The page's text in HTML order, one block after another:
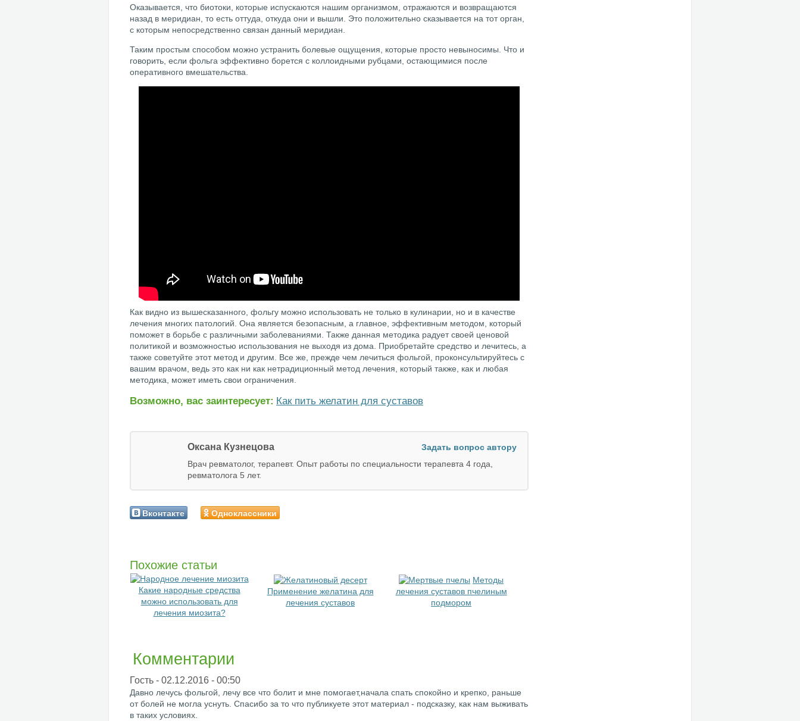
Оказывается, что биотоки, которые испускаются нашим организмом, отражаются и возвращаются
назад в меридиан, то есть оттуда, откуда они и вышли. Это положительно сказывается на тот орган,
с которым непосредственно связан данный меридиан.
Таким простым способом можно устранить болевые ощущения, которые просто невыносимы. Что и
говорить, если фольга эффективно борется с коллоидными рубцами, остающимися после
оперативного вмешательства.
Как видно из вышесказанного, фольгу можно использовать не только в кулинарии, но и в качестве
лечения многих патологий. Она является безопасным, а главное, эффективным методом, который
поможет в борьбе с различными заболеваниями. Также данная методика радует своей ценовой
политикой и возможностью использования не выходя из дома. Приобретайте средство и лечитесь, а
также советуйте этот метод и другим. Все же, прежде чем лечиться фольгой, проконсультируйтесь с
вашим врачом, ведь это как ни как нетрадиционный метод лечения, который также, как и любая
методика, может иметь свои ограничения.
Возможно, вас заинтересует: Как пить желатин для суставов
Оксана Кузнецова
Задать вопрос автору
Врач ревматолог, терапевт. Опыт работы по специальности терапевта 4 года,
ревматолога 5 лет.
Вконтакте Одноклассники
Похожие статьи
Какие народные средства
можно использовать для
лечения миозита?
Применение желатина для
лечения суставов
Методы
лечения суставов пчелиным
подмором
Комментарии
Гость - 02.12.2016 - 00:50
Давно лечусь фольгой, лечу все что болит и мне помогает,начала спать спокойно и крепко, раньше
от болей не могла уснуть. Спасибо за то что публикуете этот материал - подсказку, как нам выживать
в таких условиях.